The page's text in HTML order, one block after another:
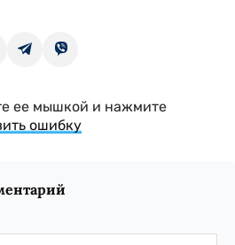
ее мышкой и нажмите
ошибку